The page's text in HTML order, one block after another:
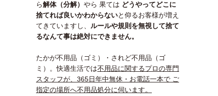
ら解体（分解） やら 果ては どうやってどこに
捨てれば良いかわからないと仰るお客様が増え
てきていますし、 ルールや規則を無視して捨て
るなんて事は絶対にできません。
たかが不用品（ゴミ）・されど不用品（ゴ
ミ）。快適生活では不用品に関するプロの専門
スタッフが、365日年中無休・お電話一本で ご
指定の場所へ不用品処分に伺います。